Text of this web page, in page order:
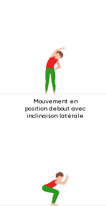
Mouvement en
position debout avec
inclinaison latérale